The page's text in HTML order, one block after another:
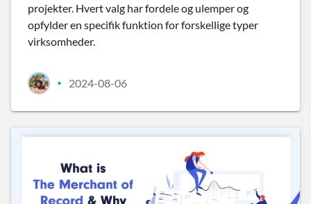
projekter. Hvert valg har fordele og ulemper og
opfylder en specifik funktion for forskellige typer
virksomheder.
• 2024-08-06